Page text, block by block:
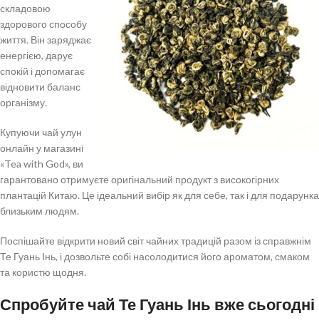
складовою
здорового способу
життя. Він заряджає
енергією, дарує
спокій і допомагає
відновити баланс
організму.
Купуючи чай улун
онлайн у магазині
«Tea with God», ви
гарантовано отримуєте оригінальний продукт з високогірних
плантацій Китаю. Це ідеальний вибір як для себе, так і для подарунка
близьким людям.
Поспішайте відкрити новий світ чайних традицій разом із справжнім
Те Гуань Інь, і дозвольте собі насолодитися його ароматом, смаком
та користю щодня.
Спробуйте чай Те Гуань Інь вже сьогодні